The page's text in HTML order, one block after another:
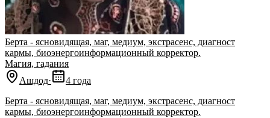
Берта - ясновидящая, маг, медиум, экстрасенс, диагност
кармы, биоэнергоинформационный корректор.
Магия, гадания
Ашдод·
4 года
Берта - ясновидящая, маг, медиум, экстрасенс, диагност
кармы, биоэнергоинформационный корректор.